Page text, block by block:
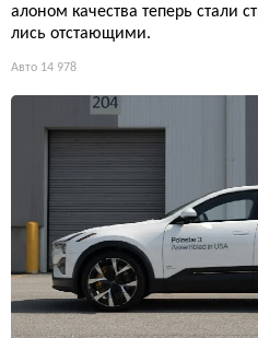
алоном качества теперь стали
лись отстающими.
Авто 14 978